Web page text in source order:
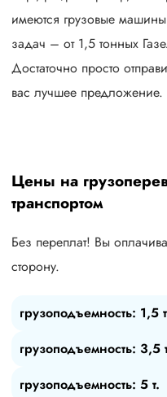
имеются грузовые
задач – от 1,5 тонных
Достаточно просто
вас лучшее предложение.
Цены на
транспортом
Без переплат! Вы
сторону.
грузоподъемность: 1,5
грузоподъемность: 3,5
грузоподъемность: 5 т.